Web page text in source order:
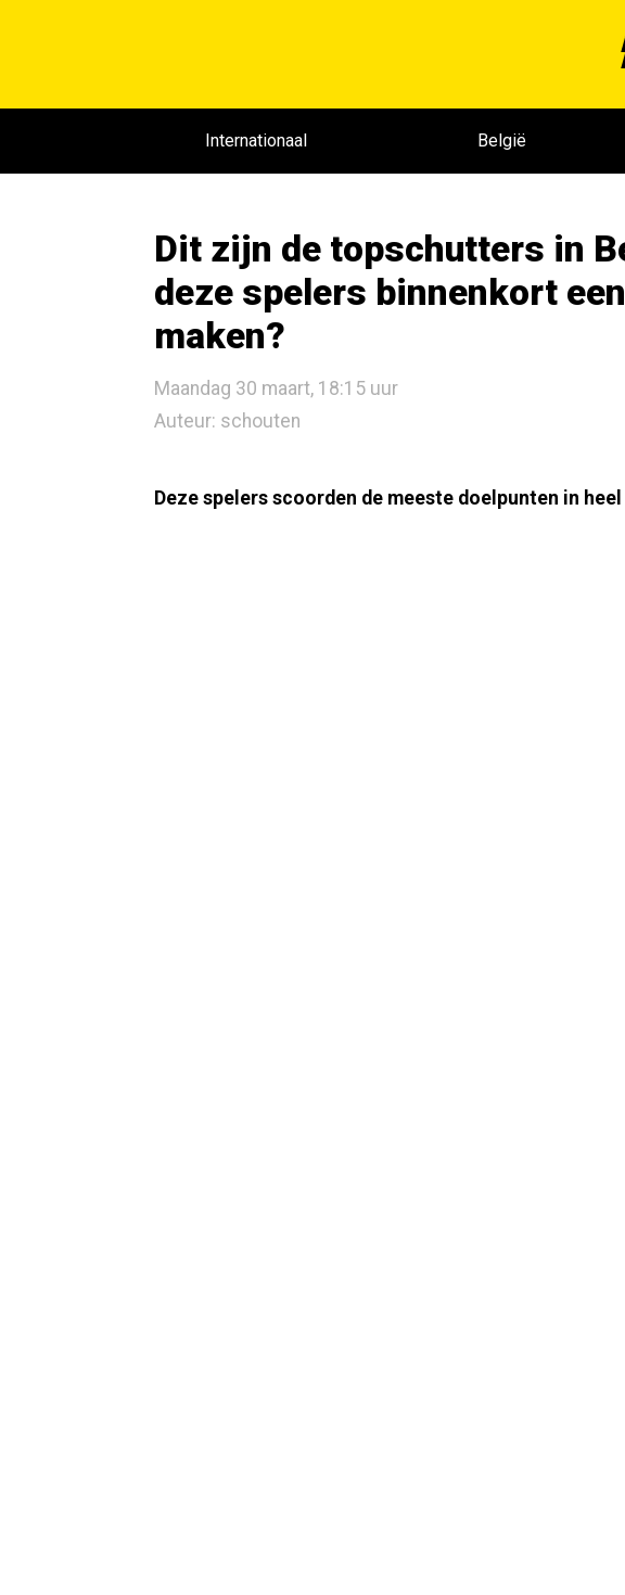
Internationaal België
Dit zijn de topschutters in
deze spelers binnenkort
maken?
Maandag 30 maart, 18:15 uur
Auteur: schouten
Deze spelers scoorden de meeste doelpunten in